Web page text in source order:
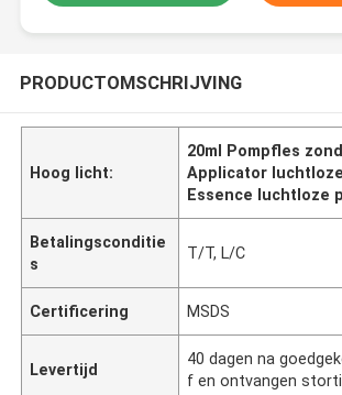
PRODUCTOMSCHRIJVING
Hoog licht:
20ml Pompfles
Applicator
Essence luchtloze
Betalingsconditie
s
T/T, L/C
Certificering MSDS
Levertijd
40 dagen na
f en ontvangen